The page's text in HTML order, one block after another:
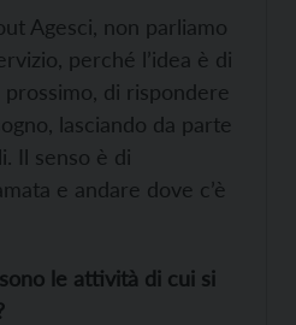
Agesci, non parliamo
perché l’idea è di
di rispondere
lasciando da parte
Il senso è di
e andare dove c’è
le attività di cui si